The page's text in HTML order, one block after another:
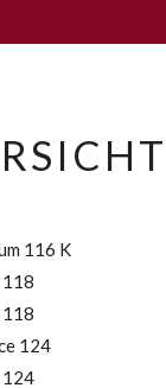
116 K
118
124
124